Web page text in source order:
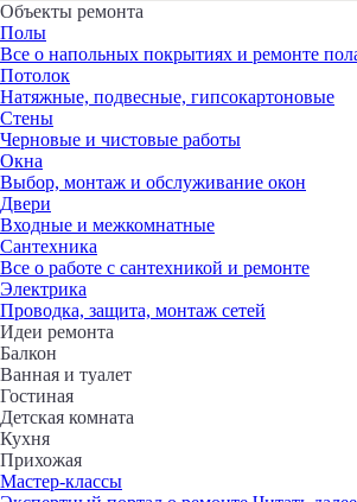
Объекты ремонта
Полы
Все о напольных покрытиях и ремонте
Потолок
Натяжные, подвесные, гипсокартоновые
Стены
Черновые и чистовые работы
Окна
Выбор, монтаж и обслуживание окон
Двери
Входные и межкомнатные
Сантехника
Все о работе с сантехникой и ремонте
Электрика
Проводка, защита, монтаж сетей
Идеи ремонта
Балкон
Ванная и туалет
Гостиная
Детская комната
Кухня
Прихожая
Мастер-классы